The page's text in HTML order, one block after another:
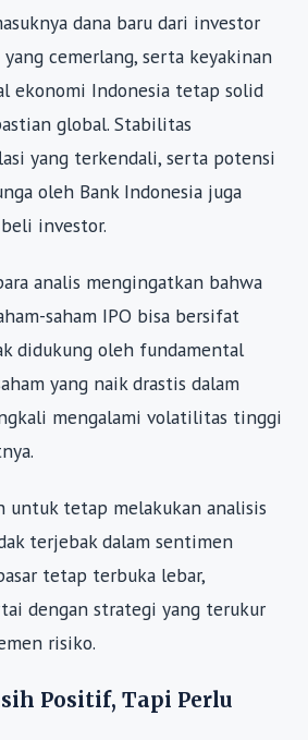
dana baru dari investor
cemerlang, serta keyakinan
ekonomi Indonesia tetap solid
global. Stabilitas
yang terkendali, serta potensi
oleh Bank Indonesia juga
investor.
analis mengingatkan bahwa
saham IPO bisa bersifat
didukung oleh fundamental
yang naik drastis dalam
mengalami volatilitas tinggi
untuk tetap melakukan analisis
terjebak dalam sentimen
tetap terbuka lebar,
dengan strategi yang terukur
risiko.
Positif, Tapi Perlu